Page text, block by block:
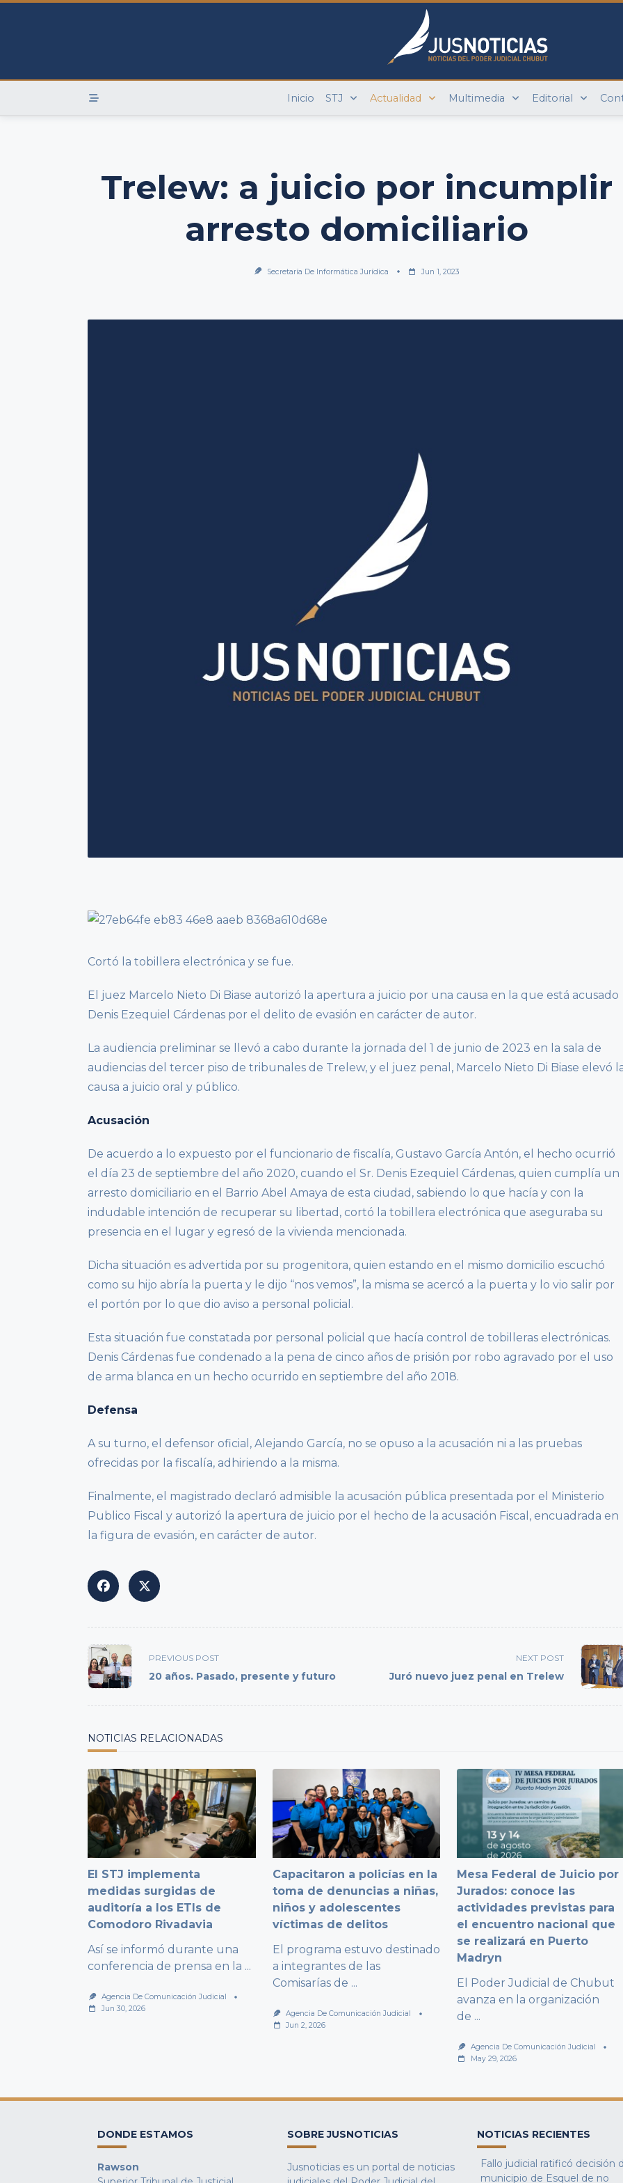
Skip
Inicio STJ Actualidad Multimedia Editorial
Trelew: a juicio por incumplir
arresto domiciliario
Secretaría De Informática Jurídica Jun 1, 2023
Cortó la tobillera electrónica y se fue.
El juez Marcelo Nieto Di Biase autorizó la apertura a juicio por una causa en la que está acusado
Denis Ezequiel Cárdenas por el delito de evasión en carácter de autor.
La audiencia preliminar se llevó a cabo durante la jornada del 1 de junio de 2023 en la sala de
audiencias del tercer piso de tribunales de Trelew, y el juez penal, Marcelo Nieto Di Biase elevó
causa a juicio oral y público.
Acusación
De acuerdo a lo expuesto por el funcionario de fiscalía, Gustavo García Antón, el hecho ocurrió
el día 23 de septiembre del año 2020, cuando el Sr. Denis Ezequiel Cárdenas, quien cumplía un
arresto domiciliario en el Barrio Abel Amaya de esta ciudad, sabiendo lo que hacía y con la
indudable intención de recuperar su libertad, cortó la tobillera electrónica que aseguraba su
presencia en el lugar y egresó de la vivienda mencionada.
Dicha situación es advertida por su progenitora, quien estando en el mismo domicilio escuchó
como su hijo abría la puerta y le dijo “nos vemos”, la misma se acercó a la puerta y lo vio salir por
el portón por lo que dio aviso a personal policial.
Esta situación fue constatada por personal policial que hacía control de tobilleras electrónicas.
Denis Cárdenas fue condenado a la pena de cinco años de prisión por robo agravado por el uso
de arma blanca en un hecho ocurrido en septiembre del año 2018.
Defensa
A su turno, el defensor oficial, Alejando García, no se opuso a la acusación ni a las pruebas
ofrecidas por la fiscalía, adhiriendo a la misma.
Finalmente, el magistrado declaró admisible la acusación pública presentada por el Ministerio
Publico Fiscal y autorizó la apertura de juicio por el hecho de la acusación Fiscal, encuadrada en
la figura de evasión, en carácter de autor.
<span
class="nav-
subtitle
text">Page</span>
PREVIOUS POST
20 años. Pasado, presente y futuro
NEXT POST
Juró nuevo juez penal en Trelew
NOTICIAS RELACIONADAS
El STJ implementa
medidas surgidas de
auditoría a los ETIs de
Comodoro Rivadavia
Así se informó durante una
conferencia de prensa en la ...
Agencia De Comunicación Judicial
Jun 30, 2026
Capacitaron a policías en la
toma de denuncias a niñas,
niños y adolescentes
víctimas de delitos
El programa estuvo destinado
a integrantes de las
Comisarías de ...
Agencia De Comunicación Judicial
Jun 2, 2026
Mesa Federal de Juicio por
Jurados: conoce las
actividades previstas para
el encuentro nacional que
se realizará en Puerto
Madryn
El Poder Judicial de Chubut
avanza en la organización
de ...
Agencia De Comunicación Judicial
May 29, 2026
DONDE ESTAMOS
Rawson
SOBRE JUSNOTICIAS
Jusnoticias es un portal de noticias
NOTICIAS RECIENTES
Fallo judicial ratificó decisión
municipio de Esquel de no